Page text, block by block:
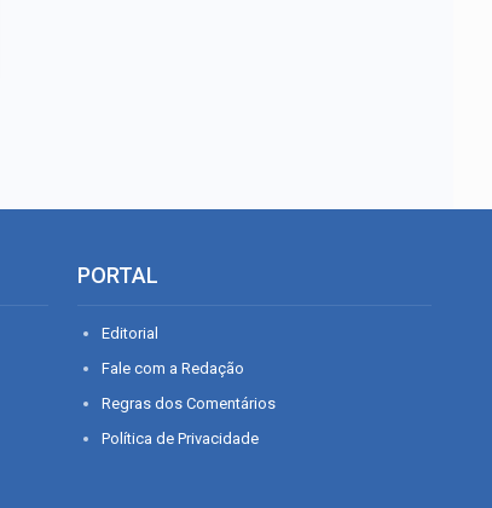
PORTAL
Editorial
Fale com a Redação
Regras dos Comentários
Política de Privacidade